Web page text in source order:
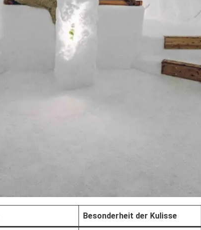
Besonderheit der Kulisse